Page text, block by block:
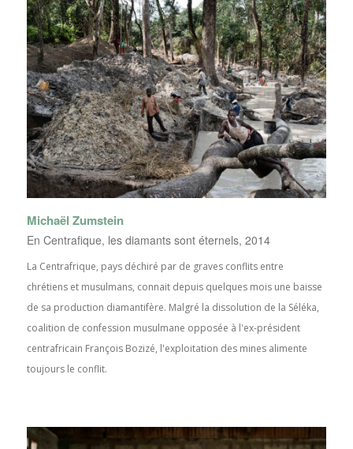
Michaël Zumstein
En Centrafique, les diamants sont éternels, 2014
La Centrafrique, pays déchiré par de graves conflits entre
chrétiens et musulmans, connait depuis quelques mois une baisse
de sa production diamantifère. Malgré la dissolution de la Séléka,
coalition de confession musulmane opposée à l'ex-président
centrafricain François Bozizé, l'exploitation des mines alimente
toujours le conflit.